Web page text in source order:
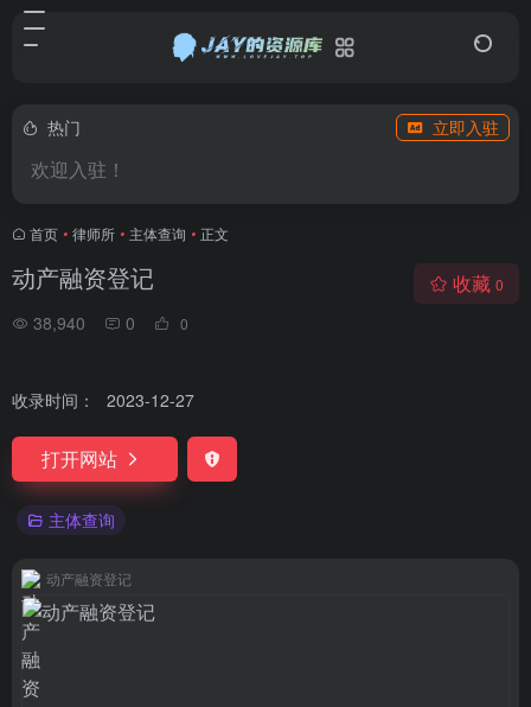
热门 立即入驻
欢迎入驻！
首页 • 律师所 • 主体查询 • 正文
动产融资登记
38,940 0 0
收藏 0
收录时间： 2023-12-27
打开网站
主体查询
动产融资登记